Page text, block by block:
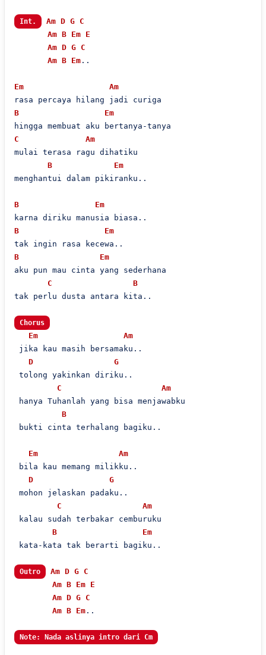
Int. Am D G
C
Am B Em
E
Am D G
C
Am B Em..
Em
Am
B
Em
C
Am
mulai terasa ragu dihatiku
B
Em
menghantui dalam pikiranku..
B
Em
B
Em
B
Em
aku pun mau cinta yang sederhana
C
B
tak perlu dusta antara kita..
Chorus
Em
Am
jika kau masih bersamaku..
D
G
tolong yakinkan diriku..
C
Am
hanya Tuhanlah yang bisa menjawabku
B
bukti cinta terhalang bagiku..
Em
Am
bila kau memang milikku..
D
G
mohon jelaskan padaku..
C
Am
kalau sudah terbakar cemburuku
B
Em
kata-kata tak berarti bagiku..
Outro Am D G
C
Am B Em
E
Am D G
C
Am B Em..
Note: Nada aslinya intro dari Cm